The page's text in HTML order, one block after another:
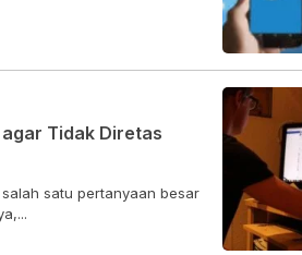
Tidak Diretas
satu pertanyaan besar